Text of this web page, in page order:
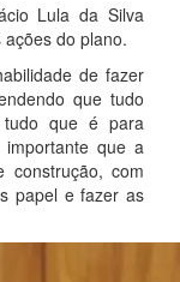
Lula da Silva
do plano.
de fazer
que tudo
que é para
que a
construção, com
papel e fazer as